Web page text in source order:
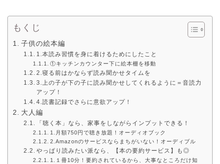
もくじ
子供の絵本編
1.本読み習慣を身に着けるためにしたこと
①キッチンカウンター下に絵本棚を移動
2.寝る前はかならず読み聞かせタイムを
3.上の子が下の子に読み聞かせしてくれるように＝音読力
アップ！
4.読書記録でさらに意欲アップ！
大人編
「聴く本」なら、家事をしながらインプットできる！
1.月額750円で聴き放題！オーディオブック
2.Amazonのサービスならまちがいない！オーディブル
やっぱり読みたい派なら、【本の要約サービス】も◎
1.１冊10分！要約されているから、大事なところだけ知